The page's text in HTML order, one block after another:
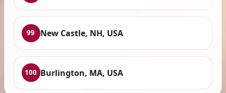
99 New Castle, NH, USA
100 Burlington, MA, USA